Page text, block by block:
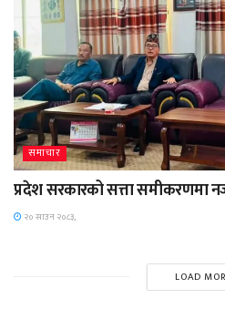
समाचार
प्रदेश सरकारको सत्ता समीकरणमा
२० साउन २०८३,
LOAD